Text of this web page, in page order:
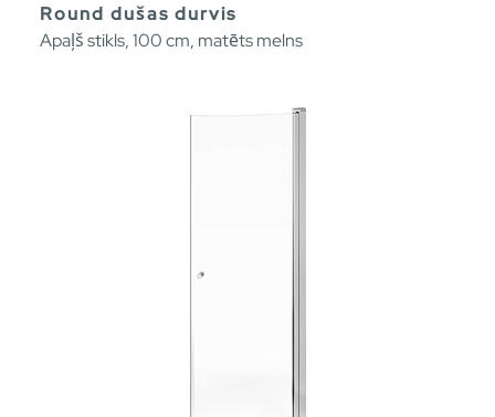
Round dušas durvis
Apaļš stikls, 100 cm, matēts melns